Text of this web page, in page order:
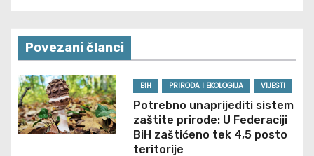
n
a
v
i
Povezani članci
BIH PRIRODA I EKOLOGIJA VIJESTI
Potrebno unaprijediti sistem
zaštite prirode: U Federaciji
BiH zaštićeno tek 4,5 posto
teritorije